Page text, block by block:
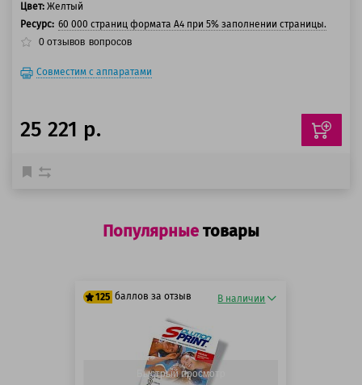
Цвет: Желтый
Ресурс: 60 000 страниц формата А4 при 5% заполнении страницы.
0 отзывов вопросов
Совместим с аппаратами
25 221 р.
Популярные товары
125 баллов за отзыв
125 баллов
125 баллов
В наличии
Быстрый просмотр